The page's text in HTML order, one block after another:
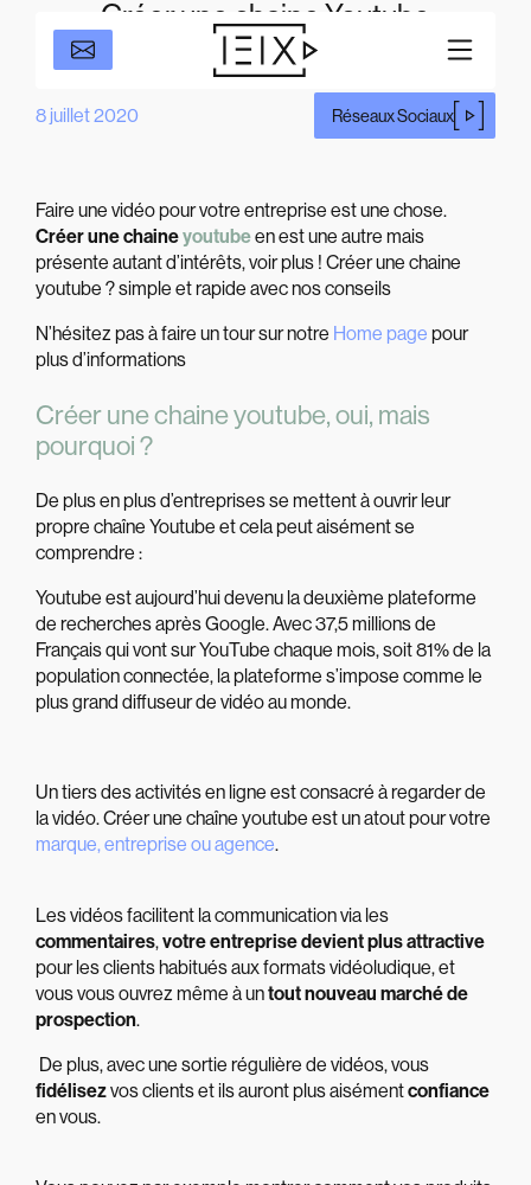
Créer une chaine Youtube
8 juillet 2020 Réseaux Sociaux
Faire une vidéo pour votre entreprise est une chose.
Créer une chaineyoutubeen est une autre mais
présente autant d’intérêts, voir plus ! Créer une chaine
youtube ? simple et rapide avec nos conseils
N’hésitez pas à faire un tour sur notre Home page pour
plus d’informations
Créer une chaine youtube, oui, mais
pourquoi?
De plus en plus d’entreprises se mettent à ouvrir leur
propre chaîne Youtube et cela peut aisément se
comprendre :
Youtube est aujourd’hui devenu la deuxième plateforme
de recherches après Google. Avec 37,5 millions de
Français qui vont sur YouTube chaque mois, soit 81% de la
population connectée, la plateforme s’impose comme le
plus grand diffuseur de vidéo au monde.
Un tiers des activités en ligne est consacré à regarder de
la vidéo. Créer une chaîne youtube est un atout pour votre
marque, entreprise ou agence.
Les vidéos facilitent la communication via les
commentaires,votre entreprise devient plus attractive
pour les clients habitués aux formats vidéoludique, et
vous vous ouvrez même à untout nouveau marché de
prospection.
De plus, avec une sortie régulière de vidéos, vous
fidélisezvos clients et ils auront plus aisémentconfiance
en vous.